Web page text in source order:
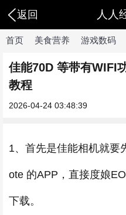
返回 人人
首页 美食营养 游戏数码
佳能70D 等带有WIFI
教程
2026-04-24 03:48:39
1、首先是佳能相机就要
ote 的APP，直接度娘
下载。